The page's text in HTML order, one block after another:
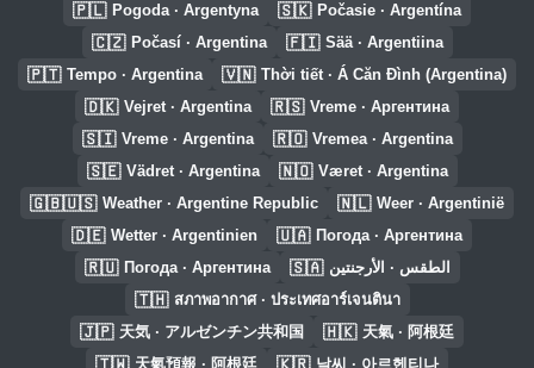
🇵🇱 Pogoda · Argentyna 🇸🇰 Počasie · Argentína
🇨🇿 Počasí · Argentina 🇫🇮 Sää · Argentiina
🇵🇹 Tempo · Argentina 🇻🇳 Thời tiết · Á Căn Đình (Argentina)
🇩🇰 Vejret · Argentina 🇷🇸 Vreme · Аргентина
🇸🇮 Vreme · Argentina 🇷🇴 Vremea · Argentina
🇸🇪 Vädret · Argentina 🇳🇴 Været · Argentina
🇬🇧🇺🇸 Weather · Argentine Republic 🇳🇱 Weer · Argentinië
🇩🇪 Wetter · Argentinien 🇺🇦 Погода · Аргентина
🇷🇺 Погода · Аргентина 🇸🇦 الطقس · الأرجنتين
🇹🇭 สภาพอากาศ · ประเทศอาร์เจนตินา
🇯🇵 天気 · アルゼンチン共和国 🇭🇰 天氣 · 阿根廷
🇹🇼 天氣預報 · 阿根廷 🇰🇷 날씨 · 아르헨티나